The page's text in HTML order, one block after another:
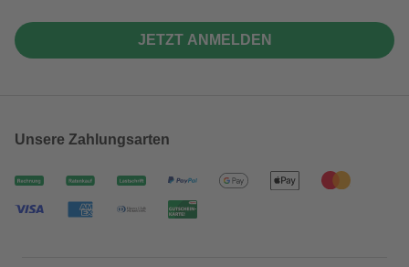
JETZT ANMELDEN
Unsere Zahlungsarten